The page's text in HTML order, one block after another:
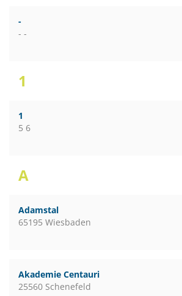
-
- -
1
1
5 6
A
Adamstal
65195 Wiesbaden
Akademie Centauri
25560 Schenefeld